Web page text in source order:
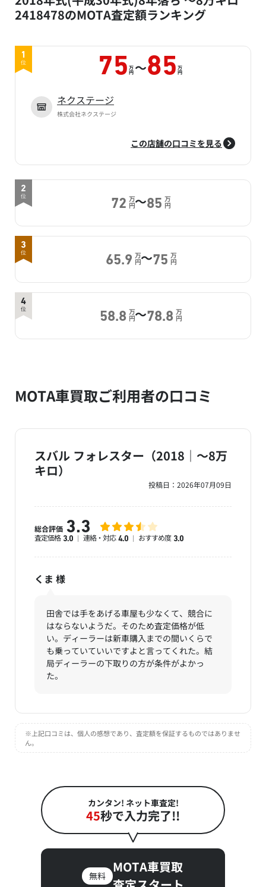
2418478のMOTA査定額ランキング
1
位 75 万
円 ～85 万
円
ネクステージ
株式会社ネクステージ
この店舗の口コミを見る
2
位
72 万
円～85 万
円
3
位
65.9 万
円～75 万
円
4
位
58.8 万
円～78.8 万
円
MOTA車買取ご利用者の口コミ
スバル フォレスター（2018｜～8万
キロ）
投稿日： 2026年07月09日
総合評価 3.3
査定価格 3.0 連絡・対応 4.0 おすすめ度 3.0
くま 様
田舎では手をあげる車屋も少なくて、競合に
はならないようだ。そのため査定価格が低
い。ディーラーは新車購入までの間いくらで
も乗っていていいですよと言ってくれた。結
局ディーラーの下取りの方が条件がよかっ
た。
※上記口コミは、個人の感想であり、査定額を保証するものではありませ
ん。
カンタン! ネット車査定!
45秒で入力完了!!
無料
MOTA車買取